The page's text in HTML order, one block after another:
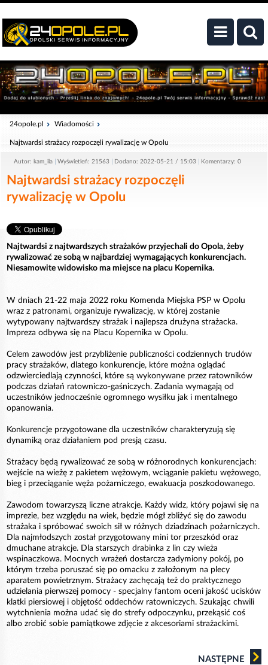
24opole.pl Wiadomości
Najtwardsi strażacy rozpoczęli rywalizację w Opolu
Autor: kam_ila Wyświetleń: 21563 Dodano: 2022-05-21 / 15:03 Komentarzy: 0
Najtwardsi strażacy rozpoczęli
rywalizację w Opolu
Najtwardsi z najtwardszych strażaków przyjechali do Opola, żeby
rywalizować ze sobą w najbardziej wymagających konkurencjach.
Niesamowite widowisko ma miejsce na placu Kopernika.
W dniach 21-22 maja 2022 roku Komenda Miejska PSP w Opolu
wraz z patronami, organizuje rywalizację, w której zostanie
wytypowany najtwardszy strażak i najlepsza drużyna strażacka.
Impreza odbywa się na Placu Kopernika w Opolu.
Celem zawodów jest przybliżenie publiczności codziennych trudów
pracy strażaków, dlatego konkurencje, które można oglądać
odzwierciedlają czynności, które są wykonywane przez ratowników
podczas działań ratowniczo-gaśniczych. Zadania wymagają od
uczestników jednocześnie ogromnego wysiłku jak i mentalnego
opanowania.
Konkurencje przygotowane dla uczestników charakteryzują się
dynamiką oraz działaniem pod presją czasu.
Strażacy będą rywalizować ze sobą w różnorodnych konkurencjach:
wejście na wieżę z pakietem wężowym, wciąganie pakietu wężowego,
bieg i przeciąganie węża pożarniczego, ewakuacja poszkodowanego.
Zawodom towarzyszą liczne atrakcje. Każdy widz, który pojawi się na
imprezie, bez względu na wiek, będzie mógł zbliżyć się do zawodu
strażaka i spróbować swoich sił w różnych dziadzinach pożarniczych.
Dla najmłodszych został przygotowany mini tor przeszkód oraz
dmuchane atrakcje. Dla starszych drabinka z lin czy wieża
wspinaczkowa. Mocnych wrażeń dostarcza zadymiony pokój, po
którym trzeba poruszać się po omacku z założonym na plecy
aparatem powietrznym. Strażacy zachęcają też do praktycznego
udzielania pierwszej pomocy - specjalny fantom oceni jakość ucisków
klatki piersiowej i objętość oddechów ratowniczych. Szukając chwili
wytchnienia można udać się do strefy odpoczynku, przekąsić coś
albo zrobić sobie pamiątkowe zdjęcie z akcesoriami strażackimi.
NASTĘPNE